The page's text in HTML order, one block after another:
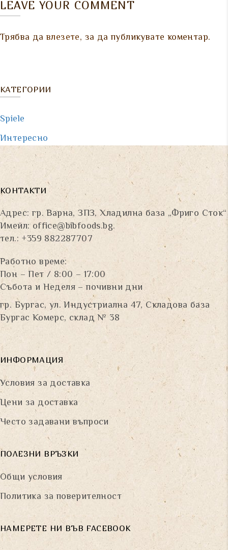
LEAVE YOUR COMMENT
Трябва давлезете, за да публикувате коментар.
КАТЕГОРИИ
Spiele
Интересно
КОНТАКТИ
Адрес: гр. Варна, ЗПЗ, Хладилна база „Фриго Сток“
Имейл: office@bibfoods.bg.
тел.: +359 882287707
Работно време:
Пон – Пет / 8:00 – 17:00
Събота и Неделя – почивни дни
гр. Бургас, ул. Индустриална 47, Складова база
Бургас Комерс, склад № 38
ИНФОРМАЦИЯ
Условия за доставка
Цени за доставка
Често задавани въпроси
ПОЛЕЗНИ ВРЪЗКИ
Общи условия
Политика за поверителност
НАМЕРЕТЕ НИ ВЪВ FACEBOOK